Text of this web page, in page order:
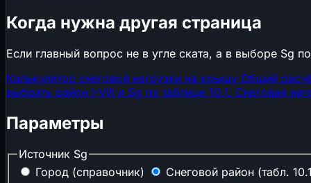
ГСОП
🧱Толщина утеплителя
🔇Звукоизоляция стен
📋Взносы ИП
📊УСН vs ОСНО
Когда нужна другая страница
Если главный вопрос не в угле ската, а в выборе Sɡ
Калькулятор снеговой нагрузки на крышу Общий
выбрать район I-VIII и Sɡ по таблице 10.1. Снеговая
Параметры
Источник Sɡ
Город (справочник)
Снеговой район (табл.